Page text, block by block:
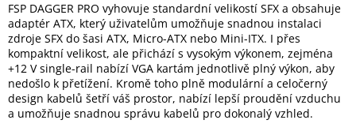
a
notebooky
Elektronika
Domácnost
FSP DAGGER PRO vyhovuje standardní velikostí SFX a obsahuje
adaptér ATX, který uživatelům umožňuje snadnou instalaci
zdroje SFX do šasi ATX, Micro-ATX nebo Mini-ITX. I přes
kompaktní velikost, ale přichází s vysokým výkonem, zejména
+12 V single-rail nabízí VGA kartám jednotlivě plný výkon, aby
nedošlo k přetížení. Kromě toho plně modulární a celočerný
design kabelů šetří váš prostor, nabízí lepší proudění vzduchu
a umožňuje snadnou správu kabelů pro dokonalý vzhled.